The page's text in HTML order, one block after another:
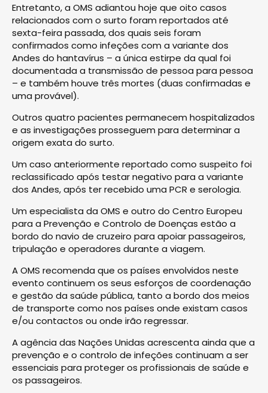
Entretanto, a OMS adiantou hoje que oito casos
relacionados com o surto foram reportados até
sexta-feira passada, dos quais seis foram
confirmados como infeções com a variante dos
Andes do hantavírus – a única estirpe da qual foi
documentada a transmissão de pessoa para pessoa
– e também houve três mortes (duas confirmadas e
uma provável).
Outros quatro pacientes permanecem hospitalizados
e as investigações prosseguem para determinar a
origem exata do surto.
Um caso anteriormente reportado como suspeito foi
reclassificado após testar negativo para a variante
dos Andes, após ter recebido uma PCR e serologia.
Um especialista da OMS e outro do Centro Europeu
para a Prevenção e Controlo de Doenças estão a
bordo do navio de cruzeiro para apoiar passageiros,
tripulação e operadores durante a viagem.
A OMS recomenda que os países envolvidos neste
evento continuem os seus esforços de coordenação
e gestão da saúde pública, tanto a bordo dos meios
de transporte como nos países onde existam casos
e/ou contactos ou onde irão regressar.
A agência das Nações Unidas acrescenta ainda que a
prevenção e o controlo de infeções continuam a ser
essenciais para proteger os profissionais de saúde e
os passageiros.